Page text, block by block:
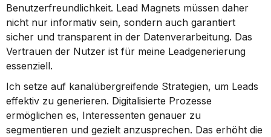
Benutzerfreundlichkeit. Lead Magnets müssen daher
nicht nur informativ sein, sondern auch garantiert
sicher und transparent in der Datenverarbeitung. Das
Vertrauen der Nutzer ist für meine Leadgenerierung
essenziell.
Ich setze auf kanalübergreifende Strategien, um Leads
effektiv zu generieren. Digitalisierte Prozesse
ermöglichen es, Interessenten genauer zu
segmentieren und gezielt anzusprechen. Das erhöht die